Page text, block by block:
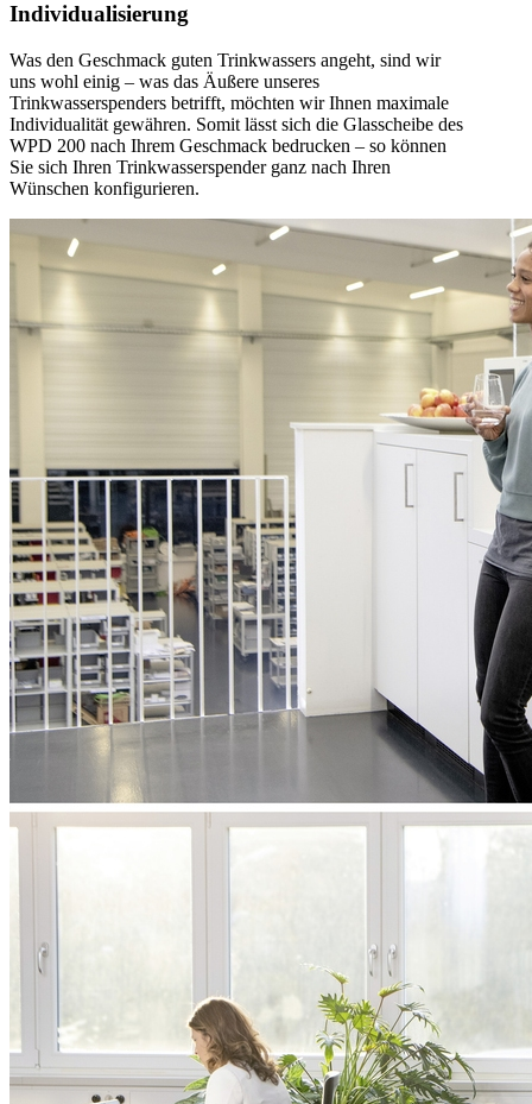
Individualisierung
Was den Geschmack guten Trinkwassers angeht, sind wir
uns wohl einig – was das Äußere unseres
Trinkwasserspenders betrifft, möchten wir Ihnen maximale
Individualität gewähren. Somit lässt sich die Glasscheibe des
WPD 200 nach Ihrem Geschmack bedrucken – so können
Sie sich Ihren Trinkwasserspender ganz nach Ihren
Wünschen konfigurieren.